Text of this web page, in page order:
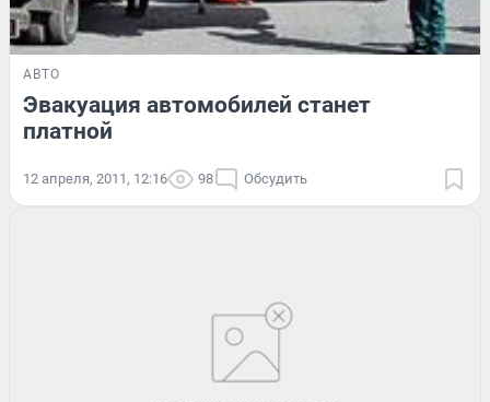
АВТО
Эвакуация автомобилей станет
платной
12 апреля, 2011, 12:16 98 Обсудить